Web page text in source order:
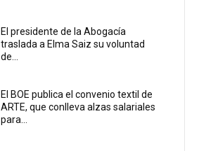
El presidente de la Abogacía
traslada a Elma Saiz su voluntad
de...
El BOE publica el convenio textil de
ARTE, que conlleva alzas salariales
para...